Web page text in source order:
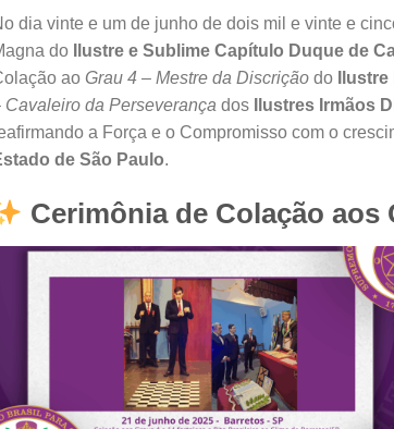
dia vinte e um de junho de dois mil e vinte e
do
Ilustre e Sublime Capítulo Duque de
ao Grau 4 – Mestre da Discrição do
Cavaleiro da Perseverança dos Ilustres Irmãos
a Força e o Compromisso com o
de São Paulo.
Cerimônia de Colação